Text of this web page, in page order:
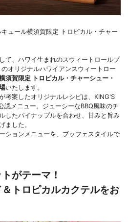
ュール横須賀限定 トロピカル・チャー
て、ハワイ生まれのスウィートロールブ
オリジナルハワイアンスウィートロー
須賀限定 トロピカル・チャーシュー・
いたします。
考案したオリジナルレシピは、KING'S
認メニュー。ジューシーなBBQ風味のチ
したパイナップルを合わせ、甘みと旨み
ました。
ションメニューを、ブッフェスタイルで
がテーマ！
トロピカルカクテルをお